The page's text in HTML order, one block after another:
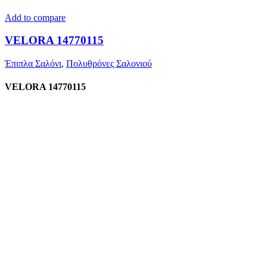
Add to compare
VELORA 14770115
Έπιπλα Σαλόνι, Πολυθρόνες Σαλονιού
VELORA 14770115